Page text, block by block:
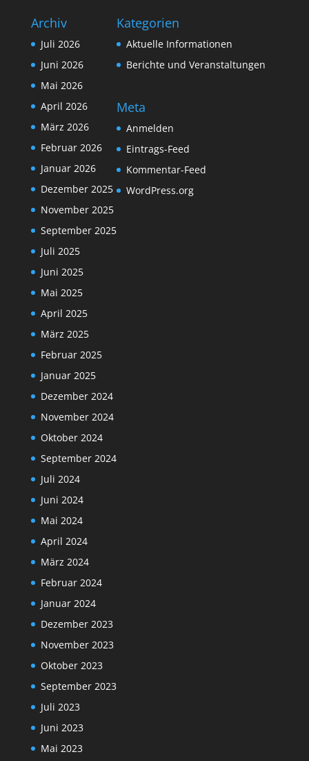
Archiv
Juli 2026
Juni 2026
Mai 2026
April 2026
März 2026
Februar 2026
Januar 2026
Dezember 2025
November 2025
September 2025
Juli 2025
Juni 2025
Mai 2025
April 2025
März 2025
Februar 2025
Januar 2025
Dezember 2024
November 2024
Oktober 2024
September 2024
Juli 2024
Juni 2024
Mai 2024
April 2024
März 2024
Februar 2024
Januar 2024
Dezember 2023
November 2023
Oktober 2023
September 2023
Juli 2023
Juni 2023
Mai 2023
Kategorien
Aktuelle Informationen
Berichte und Veranstaltungen
Meta
Anmelden
Eintrags-Feed
Kommentar-Feed
WordPress.org